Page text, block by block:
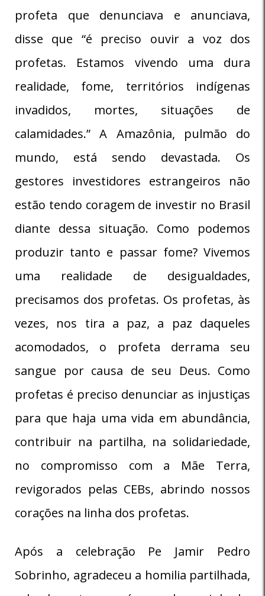
profeta que denunciava e anunciava,
disse que “é preciso ouvir a voz dos
profetas. Estamos vivendo uma dura
realidade, fome, territórios indígenas
invadidos, mortes, situações de
calamidades.” A Amazônia, pulmão do
mundo, está sendo devastada. Os
gestores investidores estrangeiros não
estão tendo coragem de investir no Brasil
diante dessa situação. Como podemos
produzir tanto e passar fome? Vivemos
uma realidade de desigualdades,
precisamos dos profetas. Os profetas, às
vezes, nos tira a paz, a paz daqueles
acomodados, o profeta derrama seu
sangue por causa de seu Deus. Como
profetas é preciso denunciar as injustiças
para que haja uma vida em abundância,
contribuir na partilha, na solidariedade,
no compromisso com a Mãe Terra,
revigorados pelas CEBs, abrindo nossos
corações na linha dos profetas.
Após a celebração Pe Jamir Pedro
Sobrinho, agradeceu a homilia partilhada,